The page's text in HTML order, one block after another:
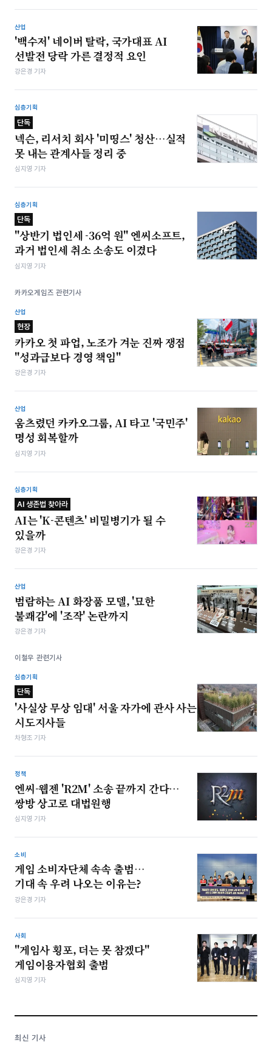
산업
'백수저' 네이버 탈락, 국가대표 AI
선발전 당락 가른 결정적 요인
강은경 기자
심층기획
단독
넥슨, 리서치 회사 '미띵스' 청산…실적
못 내는 관계사들 정리 중
심지영 기자
심층기획
단독
"상반기 법인세 -36억 원" 엔씨소프트,
과거 법인세 취소 소송도 이겼다
심지영 기자
카카오게임즈 관련기사
산업
현장
카카오 첫 파업, 노조가 겨눈 진짜 쟁점
"성과급보다 경영 책임"
강은경 기자
산업
움츠렸던 카카오그룹, AI 타고 '국민주'
명성 회복할까
심지영 기자
심층기획
AI 생존법 찾아라
AI는 'K-콘텐츠' 비밀병기가 될 수
있을까
강은경 기자
산업
범람하는 AI 화장품 모델, '묘한
불쾌감'에 '조작' 논란까지
강은경 기자
이철우 관련기사
심층기획
단독
'사실상 무상 임대' 서울 자가에 관사 사는
시도지사들
차형조 기자
정책
엔씨-웹젠 'R2M' 소송 끝까지 간다…
쌍방 상고로 대법원행
심지영 기자
소비
게임 소비자단체 속속 출범…
기대 속 우려 나오는 이유는?
강은경 기자
사회
"게임사 횡포, 더는 못 참겠다"
게임이용자협회 출범
심지영 기자
최신 기사